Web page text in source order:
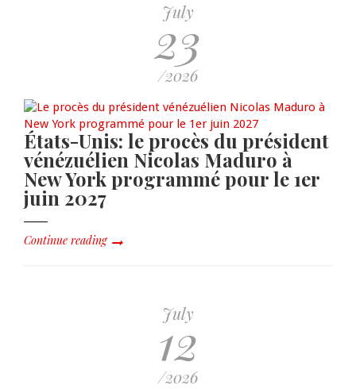
July
23
/2026
États-Unis: le procès du président
vénézuélien Nicolas Maduro à
New York programmé pour le 1er
juin 2027
Continue reading
July
12
/2026